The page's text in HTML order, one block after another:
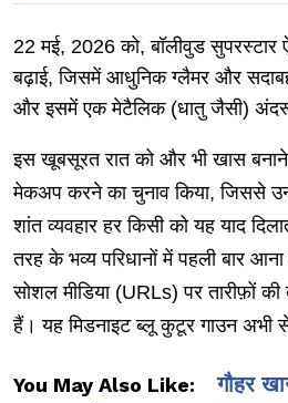
22 मई, 2026 को, बॉलीवुड सुपरस्टार
बढ़ाई, जिसमें आधुनिक ग्लैमर और
और इसमें एक मेटैलिक (धातु जैसी)
इस खूबसूरत रात को और भी खास
मेकअप करने का चुनाव किया, जिससे
शांत व्यवहार हर किसी को यह याद
तरह के भव्य परिधानों में पहली बार
सोशल मीडिया (URLs) पर तारीफ़ों
हैं। यह मिडनाइट ब्लू कुटूर गाउन अभी
You May Also Like:
गौहर